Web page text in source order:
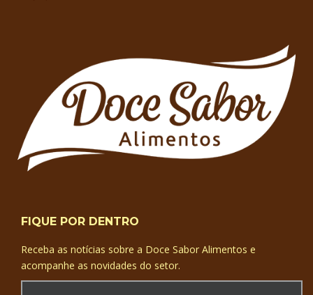
FIQUE POR DENTRO
Receba as notícias sobre a Doce Sabor Alimentos e
acompanhe as novidades do setor.